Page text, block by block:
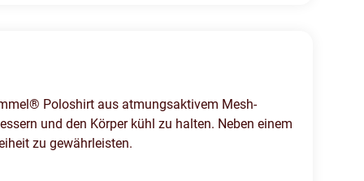
Poloshirt aus atmungsaktivem Mesh-
und den Körper kühl zu halten. Neben einem
zu gewährleisten.